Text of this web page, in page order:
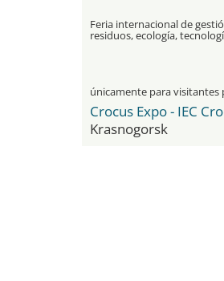
Feria internacional de
residuos, ecología,
medioambientales y energías
Krasnogorsk